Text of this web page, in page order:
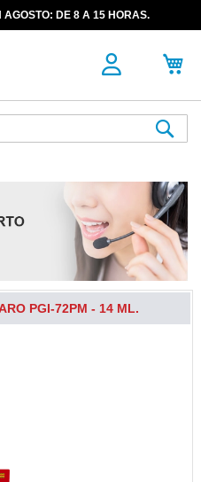
AGOSTO: DE 8 A 15 HORAS.
PGI-72PM - 14 ML.